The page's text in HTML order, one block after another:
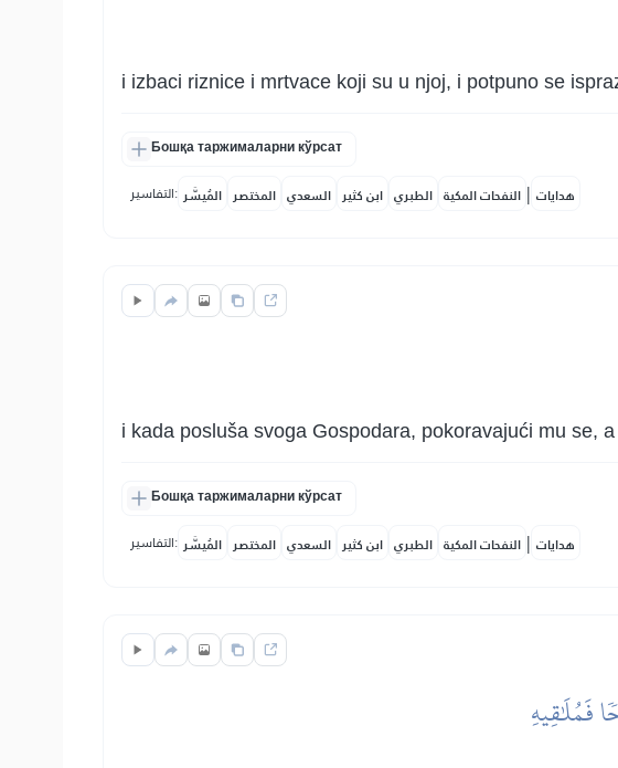
i izbaci riznice i mrtvace koji su u njoj, i potpuno se
Бошқа таржималарни кўрсат
التفاسير: المُيسَّر المختصر السعدي ابن كثير الطبري النفحات المكية | هدايات
i kada posluša svoga Gospodara, pokoravajući mu se,
Бошқа таржималарни кўрсат
التفاسير: المُيسَّر المختصر السعدي ابن كثير الطبري النفحات المكية | هدايات
فَمُلَٰقِيهِ